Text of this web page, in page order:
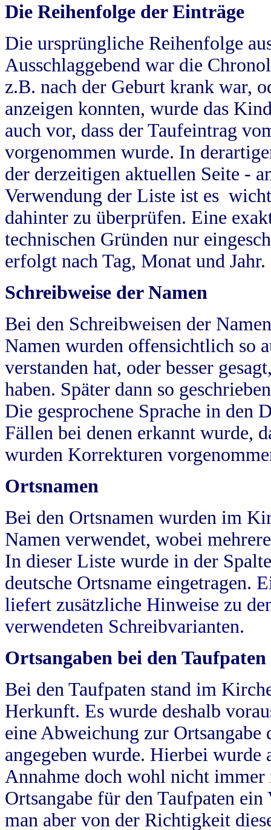
Die Reihenfolge der Einträge
Die ursprüngliche Reihenfolge
Ausschlaggebend war die
z.B. nach der Geburt krank war,
anzeigen konnten, wurde das
auch vor, dass der Taufeintrag
vorgenommen wurde. In
der derzeitigen aktuellen Seite -
Verwendung der Liste ist es
dahinter zu überprüfen. Eine
technischen Gründen nur
erfolgt nach Tag, Monat und Jahr.
Schreibweise der Namen
Bei den Schreibweisen der
Namen wurden offensichtlich so
verstanden hat, oder besser
haben. Später dann so
Die gesprochene Sprache in
Fällen bei denen erkannt wurde,
wurden Korrekturen
Ortsnamen
Bei den Ortsnamen wurden im
Namen verwendet, wobei
In dieser Liste wurde in der
deutsche Ortsname eingetragen.
liefert zusätzliche Hinweise zu
verwendeten Schreibvarianten.
Ortsangaben bei den Taufpaten
Bei den Taufpaten stand im
Herkunft. Es wurde deshalb
eine Abweichung zur
angegeben wurde. Hierbei wurde
Annahme doch wohl nicht
Ortsangabe für den Taufpaten
man aber von der Richtigkeit